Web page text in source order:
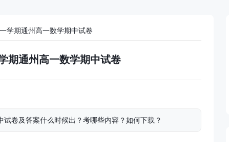
学期通州高一数学期中试卷
期通州高一数学期中试卷
卷及答案什么时候出？考哪些内容？如何下载？